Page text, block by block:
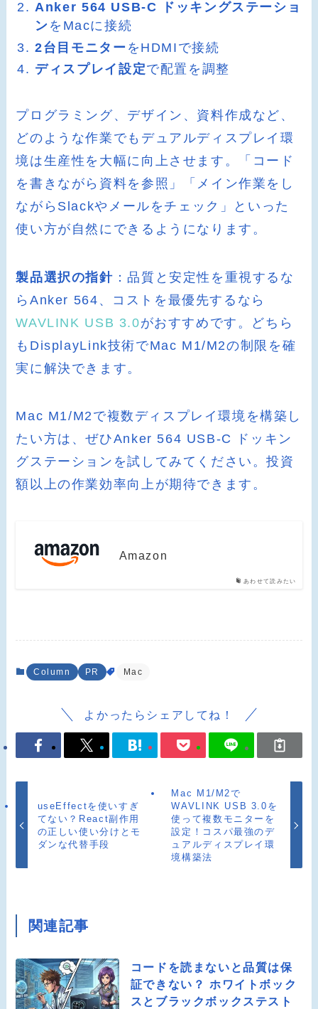
Anker 564 USB-C ドッキングステーショ
ン をMacに接続
2台目モニター をHDMIで接続
ディスプレイ設定で配置を調整
プログラミング、デザイン、資料作成など、
どのような作業でもデュアルディスプレイ環
境は生産性を大幅に向上させます。「コード
を書きながら資料を参照」「メイン作業をし
ながらSlackやメールをチェック」といった
使い方が自然にできるようになります。
製品選択の指針 ：品質と安定性を重視するな
らAnker 564、コストを最優先するなら
WAVLINK USB 3.0がおすすめです。どちら
もDisplayLink技術でMac M1/M2の制限を確
実に解決できます。
Mac M1/M2で複数ディスプレイ環境を構築し
たい方は、ぜひAnker 564 USB-C ドッキン
グステーションを試してみてください。投資
額以上の作業効率向上が期待できます。
あわせて読みたい
Amazon
Column PR Mac
よかったらシェアしてね！
useEffectを使いすぎ
てない？React副作用
の正しい使い分けとモ
ダンな代替手段
Mac M1/M2で
WAVLINK USB 3.0を
使って複数モニターを
設定！コスパ最強のデ
ュアルディスプレイ環
境構築法
関連記事
コードを読まないと品質は保
証できない？ ホワイトボック
スとブラックボックステスト